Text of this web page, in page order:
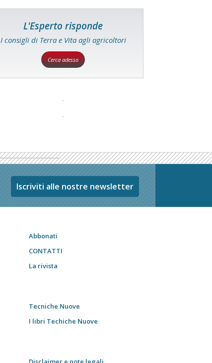
L'Esperto risponde
I consigli di Terra e Vita agli agricoltori
Cerca adesso
Iscriviti alle nostre newsletter
Abbonati
CONTATTI
La rivista
Tecniche Nuove
I libri Techiche Nuove